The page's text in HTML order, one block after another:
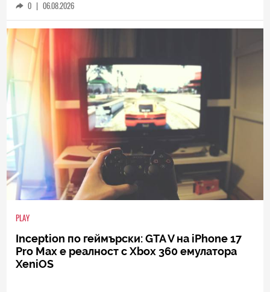
0 | 06.08.2026
PLAY
Inception по геймърски: GTA V на iPhone 17
Pro Max е реалност с Xbox 360 емулатора
XeniOS